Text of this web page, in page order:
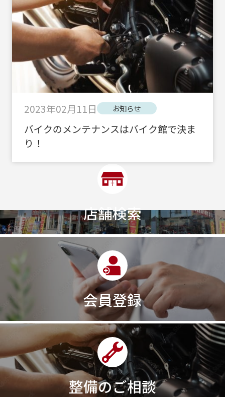
2023年02月11日 お知らせ
バイクのメンテナンスはバイク館で決ま
り！
店舗検索
会員登録
整備のご相談